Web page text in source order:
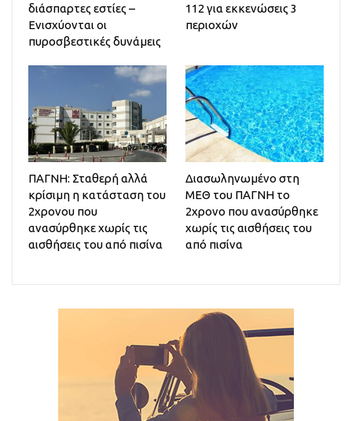
διάσπαρτες εστίες –
Ενισχύονται οι
πυροσβεστικές δυνάμεις
112 για εκκενώσεις 3
περιοχών
ΠΑΓΝΗ: Σταθερή αλλά
κρίσιμη η κατάσταση του
2χρονου που
ανασύρθηκε χωρίς τις
αισθήσεις του από πισίνα
Διασωληνωμένο στη
ΜΕΘ του ΠΑΓΝΗ το
2χρονο που ανασύρθηκε
χωρίς τις αισθήσεις του
από πισίνα